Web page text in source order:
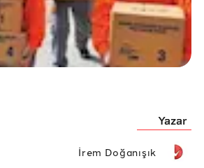
Yazar
İrem Doğanışık